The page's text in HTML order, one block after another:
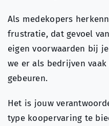
Als medekopers
frustratie, dat gevoel
eigen voorwaarden bij
we er als bedrijven
gebeuren.
Het is jouw
type koopervaring te